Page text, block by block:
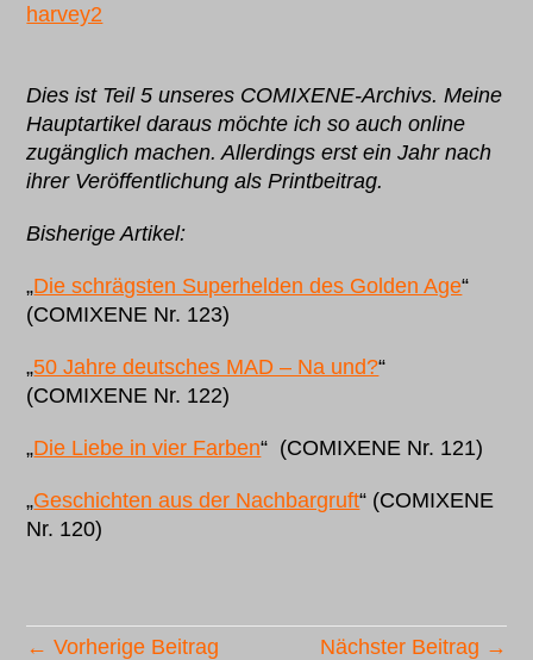
harvey2
Dies ist Teil 5 unseres COMIXENE-Archivs. Meine
Hauptartikel daraus möchte ich so auch online
zugänglich machen. Allerdings erst ein Jahr nach
ihrer Veröffentlichung als Printbeitrag.
Bisherige Artikel:
„Die schrägsten Superhelden des Golden Age“
(COMIXENE Nr. 123)
„50 Jahre deutsches MAD – Na und?“
(COMIXENE Nr. 122)
„Die Liebe in vier Farben“ (COMIXENE Nr. 121)
„Geschichten aus der Nachbargruft“ (COMIXENE
Nr. 120)
← Vorherige Beitrag Nächster Beitrag →